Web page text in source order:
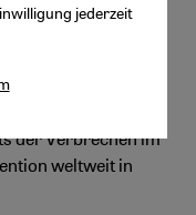
sind
sich seit
Die
der Verbrechen im
weltweit in
jederzeit